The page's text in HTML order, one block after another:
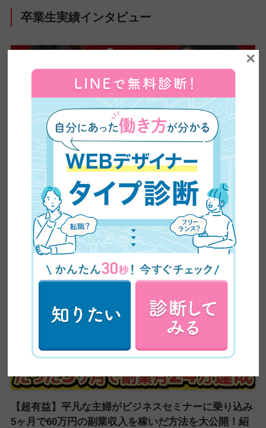
卒業生実績インタビュー
【全ママ必見】2児のシンママが脱サラしてWEBデザ
イナーに大転身した方法公開！
【超有益】平凡な主婦がビジネスセミナーに乗り込み
5ヶ月で60万円の副業収入を稼いだ方法を大公開！紹
×